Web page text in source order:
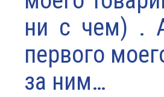
ни с чем) .
первого
за ним…